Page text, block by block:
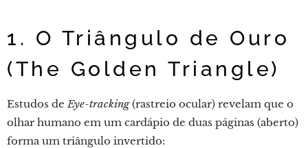
1. O Triângulo de Ouro
(The Golden Triangle)
Estudos deEye-tracking(rastreio ocular) revelam que o
olhar humano em um cardápio de duas páginas (aberto)
forma um triângulo invertido: